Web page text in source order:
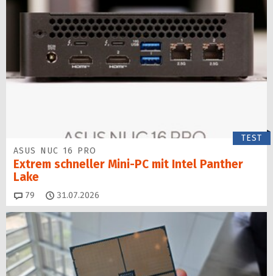
TEST
ASUS NUC 16 PRO
Extrem schneller Mini-PC mit Intel Panther
Lake
79 Kommentare
31.07.2026